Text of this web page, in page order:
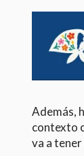
Además,
contexto
va a